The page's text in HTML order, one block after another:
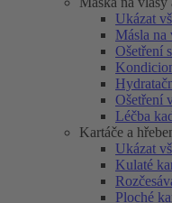
Ukázat
Másla na
Ošetření
Ošetření
Léčba
Kartáče a
Ukázat
Kulaté
Ploché